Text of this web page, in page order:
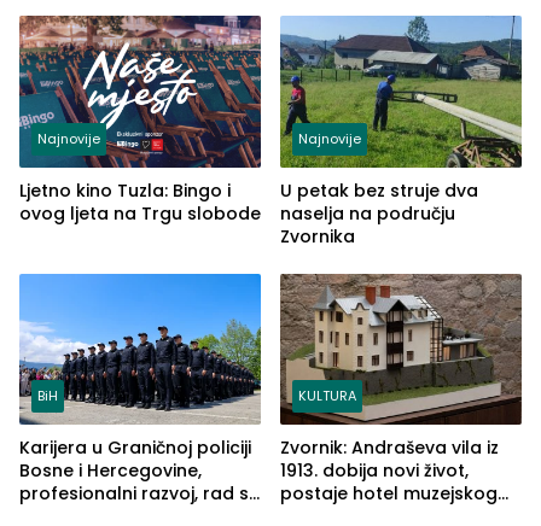
(FOTO)
Najnovije
Ljetno kino Tuzla: Bingo i
ovog ljeta na Trgu slobode
Najnovije
U petak bez struje dva
naselja na području
Zvornika
BiH
Karijera u Graničnoj policiji
Bosne i Hercegovine,
profesionalni razvoj, rad sa
KULTURA
Zvornik: Andraševa vila iz
1913. dobija novi život,
postaje hotel muzejskog